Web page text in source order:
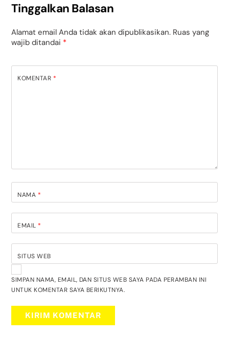
Tinggalkan Balasan
Alamat email Anda tidak akan dipublikasikan. Ruas yang
wajib ditandai *
KOMENTAR *
NAMA *
EMAIL *
SITUS WEB
SIMPAN NAMA, EMAIL, DAN SITUS WEB SAYA PADA PERAMBAN INI
UNTUK KOMENTAR SAYA BERIKUTNYA.